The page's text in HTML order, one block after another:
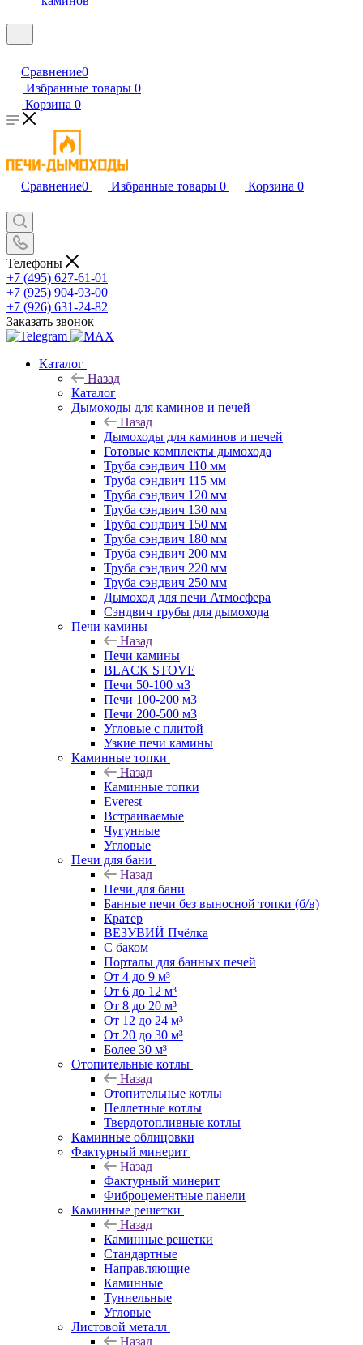
Сравнение0
Избранные товары 0
Корзина 0
Сравнение0 Избранные товары 0 Корзина 0
Телефоны
+7 (495) 627-61-01
+7 (925) 904-93-00
+7 (926) 631-24-82
Заказать звонок
Каталог
Назад
Каталог
Дымоходы для каминов и печей
Назад
Дымоходы для каминов и печей
Готовые комплекты дымохода
Труба сэндвич 110 мм
Труба сэндвич 115 мм
Труба сэндвич 120 мм
Труба сэндвич 130 мм
Труба сэндвич 150 мм
Труба сэндвич 180 мм
Труба сэндвич 200 мм
Труба сэндвич 220 мм
Труба сэндвич 250 мм
Дымоход для печи Атмосфера
Сэндвич трубы для дымохода
Печи камины
Назад
Печи камины
BLACK STOVE
Печи 50-100 м3
Печи 100-200 м3
Печи 200-500 м3
Угловые с плитой
Узкие печи камины
Каминные топки
Назад
Каминные топки
Everest
Встраиваемые
Чугунные
Угловые
Печи для бани
Назад
Печи для бани
Банные печи без выносной топки (б/в)
Кратер
ВЕЗУВИЙ Пчёлка
С баком
Порталы для банных печей
От 4 до 9 м³
От 6 до 12 м³
От 8 до 20 м³
От 12 до 24 м³
От 20 до 30 м³
Более 30 м³
Отопительные котлы
Назад
Отопительные котлы
Пеллетные котлы
Твердотопливные котлы
Каминные облицовки
Фактурный минерит
Назад
Фактурный минерит
Фиброцементные панели
Каминные решетки
Назад
Каминные решетки
Стандартные
Направляющие
Каминные
Туннельные
Угловые
Листовой металл
Назад